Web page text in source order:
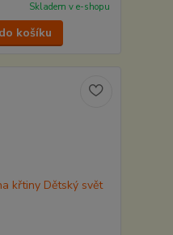
Skladem v e-shopu
košíku